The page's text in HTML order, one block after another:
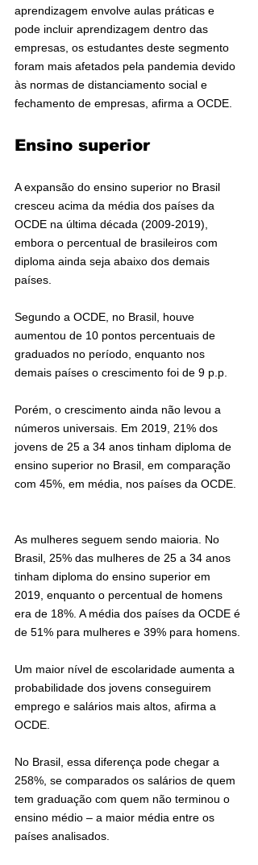
aprendizagem envolve aulas práticas e
pode incluir aprendizagem dentro das
empresas, os estudantes deste segmento
foram mais afetados pela pandemia devido
às normas de distanciamento social e
fechamento de empresas, afirma a OCDE.
Ensino superior
A expansão do ensino superior no Brasil
cresceu acima da média dos países da
OCDE na última década (2009-2019),
embora o percentual de brasileiros com
diploma ainda seja abaixo dos demais
países.
Segundo a OCDE, no Brasil, houve
aumentou de 10 pontos percentuais de
graduados no período, enquanto nos
demais países o crescimento foi de 9 p.p.
Porém, o crescimento ainda não levou a
números universais. Em 2019, 21% dos
jovens de 25 a 34 anos tinham diploma de
ensino superior no Brasil, em comparação
com 45%, em média, nos países da OCDE.
As mulheres seguem sendo maioria. No
Brasil, 25% das mulheres de 25 a 34 anos
tinham diploma do ensino superior em
2019, enquanto o percentual de homens
era de 18%. A média dos países da OCDE é
de 51% para mulheres e 39% para homens.
Um maior nível de escolaridade aumenta a
probabilidade dos jovens conseguirem
emprego e salários mais altos, afirma a
OCDE.
No Brasil, essa diferença pode chegar a
258%, se comparados os salários de quem
tem graduação com quem não terminou o
ensino médio – a maior média entre os
países analisados.